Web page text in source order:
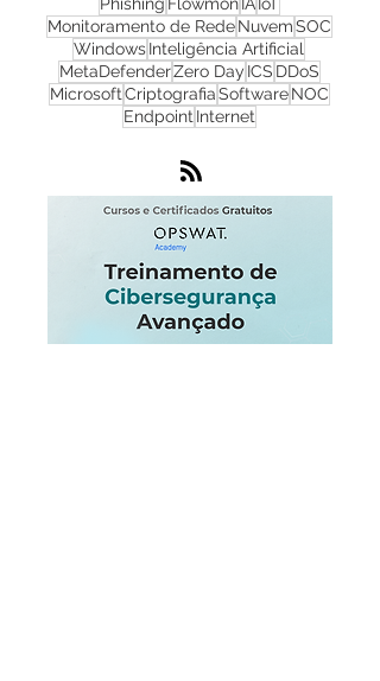
CibersegurançaCloudZero Trust
NGFWInfraestruturaDadosLGPDOT
PhishingFlowmonIAIoT
Monitoramento de RedeNuvemSOC
WindowsInteligência Artificial
MetaDefenderZero DayICS
EndpointInternet